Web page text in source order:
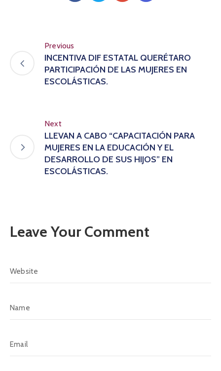
Previous
INCENTIVA DIF ESTATAL QUERÉTARO
PARTICIPACIÓN DE LAS MUJERES EN
ESCOLÁSTICAS.
Next
LLEVAN A CABO “CAPACITACIÓN PARA
MUJERES EN LA EDUCACIÓN Y EL
DESARROLLO DE SUS HIJOS” EN
ESCOLÁSTICAS.
Leave Your Comment